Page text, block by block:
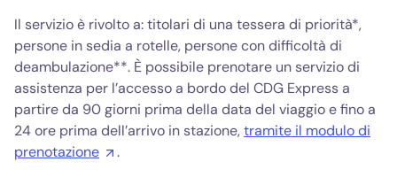
Il servizio è rivolto a: titolari di una tessera di priorità*,
persone in sedia a rotelle, persone con difficoltà di
deambulazione**. È possibile prenotare un servizio di
assistenza per l’accesso a bordo del CDG Express a
partire da 90 giorni prima della data del viaggio e fino a
24 ore prima dell’arrivo in stazione,tramite il modulo di
prenotazione
.